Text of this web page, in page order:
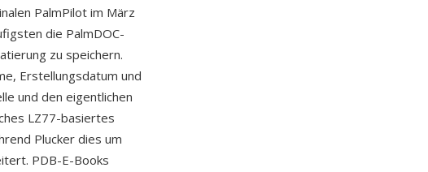
PalmPilot im März
die PalmDOC-
zu speichern.
Erstellungsdatum und
und den eigentlichen
LZ77-basiertes
Plucker dies um
PDB-E-Books